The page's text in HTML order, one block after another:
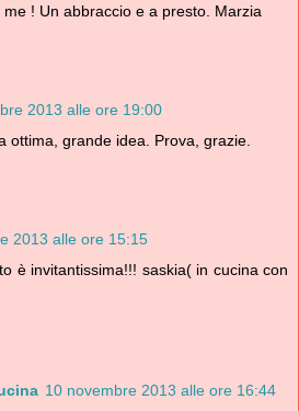
! Un abbraccio e a presto. Marzia
2013 alle ore 19:00
ottima, grande idea. Prova, grazie.
2013 alle ore 15:15
è invitantissima!!! saskia( in cucina con
10 novembre 2013 alle ore 16:44